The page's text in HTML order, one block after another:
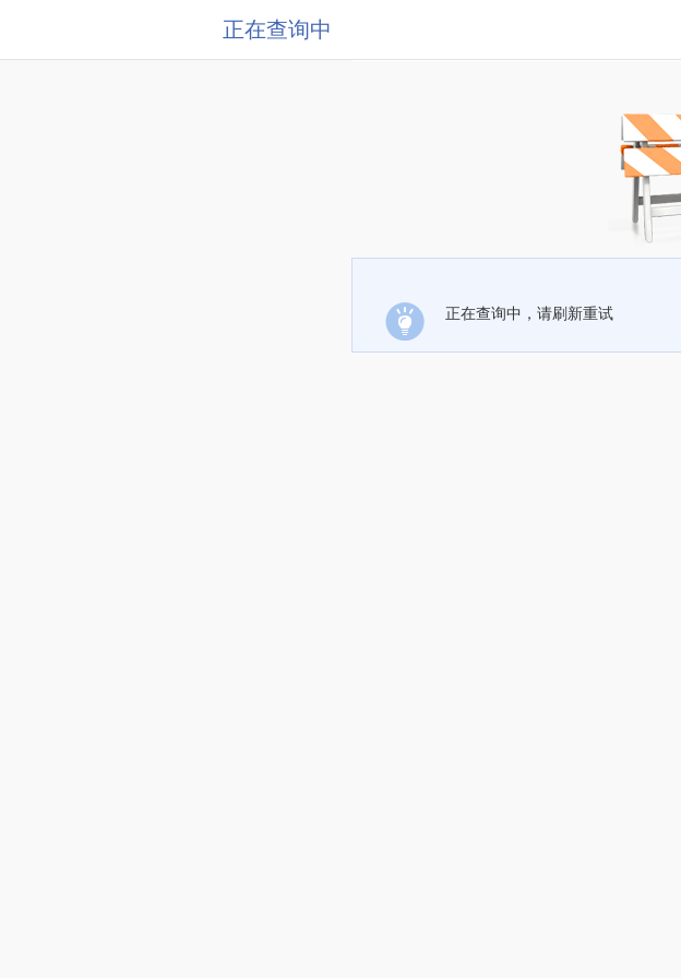
正在查询中
正在查询中，请刷新重试